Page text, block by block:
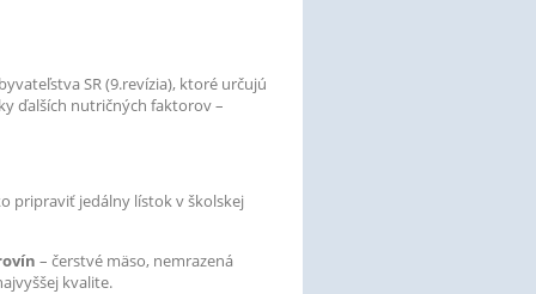
SR (9.revízia), ktoré určujú
ďalších nutričných faktorov –
pripraviť jedálny lístok v školskej
– čerstvé mäso, nemrazená
kvalite.